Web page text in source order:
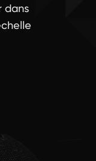
dans